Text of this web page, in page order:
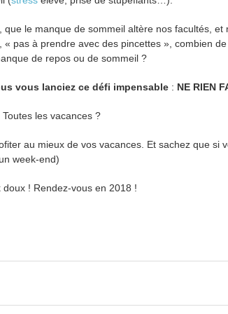
que le manque de sommeil altère nos facultés, et
pas à prendre avec des pincettes », combien de
de repos ou de sommeil ?
vous lanciez ce défi impensable : NE RIEN
les vacances ?
au mieux de vos vacances. Et sachez que si
week-end)
! Rendez-vous en 2018 !